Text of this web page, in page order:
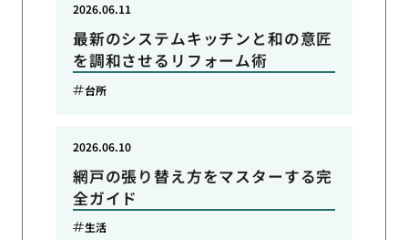
最新のシステムキッチンと和の意匠
を調和させるリフォーム術
2026.06.11
台所
網戸の張り替え方をマスターする完
全ガイド
2026.06.10
生活